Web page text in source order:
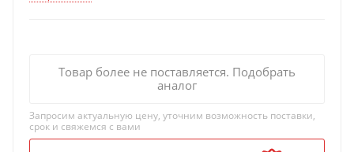
Товар более не поставляется. Подобрать
аналог
Запросим актуальную цену, уточним возможность поставки,
срок и свяжемся с вами